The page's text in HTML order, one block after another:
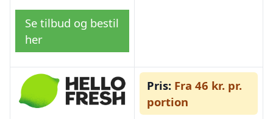
Se tilbud og bestil
her
Pris: Fra 46 kr. pr.
portion